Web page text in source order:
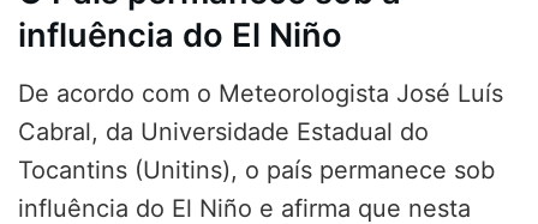
influência do El Niño
De acordo com o Meteorologista José Luís
Cabral, da Universidade Estadual do
Tocantins (Unitins), o país permanece sob
influência do El Niño e afirma que nesta